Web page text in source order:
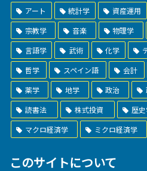
アート
統計学 資産運用
宗教学
音楽 物理学
言語学
武術 化学
哲学
スペイン語 会計
薬学
地学 政治
読書法
株式投資 歴
マクロ経済学
ミクロ経済学
このサイトについて